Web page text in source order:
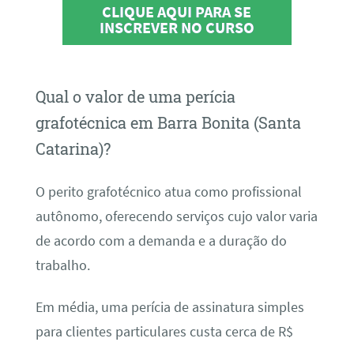
CLIQUE AQUI PARA SE
INSCREVER NO CURSO
Qual o valor de uma perícia
grafotécnica em Barra Bonita (Santa
Catarina)?
O perito grafotécnico atua como profissional
autônomo, oferecendo serviços cujo valor varia
de acordo com a demanda e a duração do
trabalho.
Em média, uma perícia de assinatura simples
para clientes particulares custa cerca de R$